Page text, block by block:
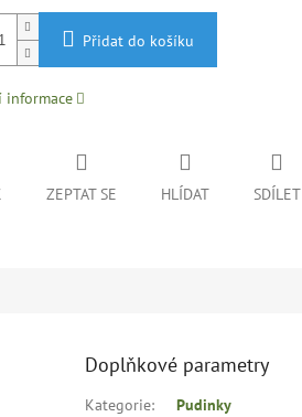
Přidat do košíku
informace
ZEPTAT SE HLÍDAT SDÍLET
Doplňkové parametry
Kategorie:
Pudinky